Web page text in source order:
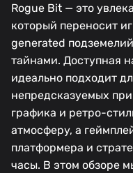
Rogue Bit — это
который переносит
generated
тайнами. Доступная
идеально подходит
непредсказуемых
графика и ретро-
атмосферу, а
платформера и
часы. В этом обзоре